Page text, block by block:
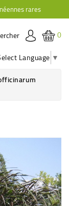
rares
0
Language ▼